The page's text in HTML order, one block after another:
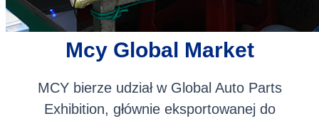
Mcy Global Market
MCY bierze udział w Global Auto Parts
Exhibition, głównie eksportowanej do